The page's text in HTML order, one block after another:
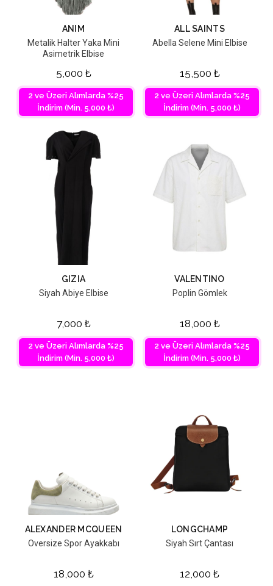
ANIM
Metalik Halter Yaka Mini
Asimetrik Elbise
5,000 ₺
2 ve Üzeri Alımlarda %25
İndirim (Min. 5,000 ₺)
ALL SAINTS
Abella Selene Mini Elbise
15,500 ₺
2 ve Üzeri Alımlarda %25
İndirim (Min. 5,000 ₺)
GIZIA
Siyah Abiye Elbise
7,000 ₺
2 ve Üzeri Alımlarda %25
İndirim (Min. 5,000 ₺)
VALENTINO
Poplin Gömlek
18,000 ₺
2 ve Üzeri Alımlarda %25
İndirim (Min. 5,000 ₺)
ALEXANDER MCQUEEN
Oversize Spor Ayakkabı
18,000 ₺
LONGCHAMP
Siyah Sırt Çantası
12,000 ₺